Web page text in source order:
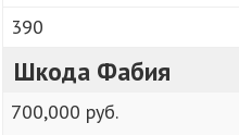
390
Шкода Фабия
700,000 руб.